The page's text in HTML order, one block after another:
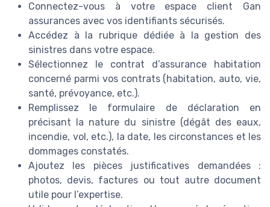
Connectez-vous à votre espace client Gan
assurances avec vos identifiants sécurisés.
Accédez à la rubrique dédiée à la gestion des
sinistres dans votre espace.
Sélectionnez le contrat d’assurance habitation
concerné parmi vos contrats (habitation, auto, vie,
santé, prévoyance, etc.).
Remplissez le formulaire de déclaration en
précisant la nature du sinistre (dégât des eaux,
incendie, vol, etc.), la date, les circonstances et les
dommages constatés.
Ajoutez les pièces justificatives demandées :
photos, devis, factures ou tout autre document
utile pour l’expertise.